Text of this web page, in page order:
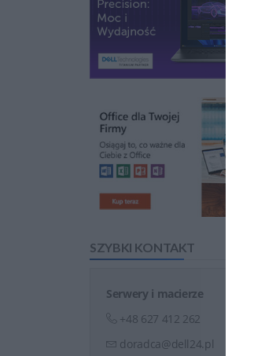
SZYBKI KONTAKT
Serwery i macierze
+48 627 412 262
doradca@dell24.pl